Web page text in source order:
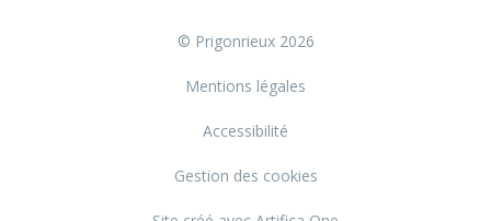
© Prigonrieux 2026
Mentions légales
Accessibilité
Gestion des cookies